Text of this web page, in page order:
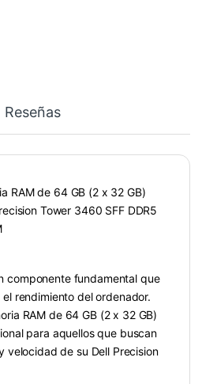
Reseñas
RAM de 64 GB (2 x 32 GB)
Tower 3460 SFF DDR5
componente fundamental que
rendimiento del ordenador.
RAM de 64 GB (2 x 32 GB)
para aquellos que buscan
velocidad de su Dell Precision